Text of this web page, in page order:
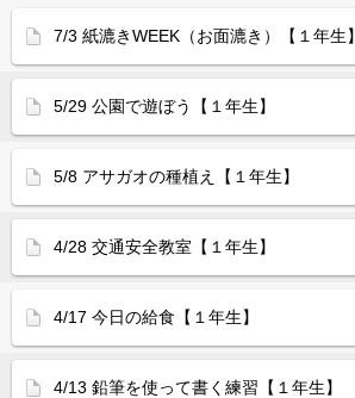
7/3 紙漉きWEEK（お面漉き）【１年生】
5/29 公園で遊ぼう【１年生】
5/8 アサガオの種植え【１年生】
4/28 交通安全教室【１年生】
4/17 今日の給食【１年生】
4/13 鉛筆を使って書く練習【１年生】